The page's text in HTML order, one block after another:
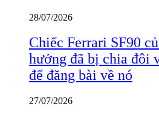
28/07/2026
Chiếc Ferrari SF90
hưởng đã bị chia đôi
để đăng bài về nó
27/07/2026